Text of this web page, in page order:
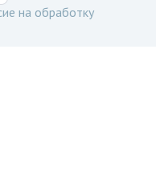
на обработку